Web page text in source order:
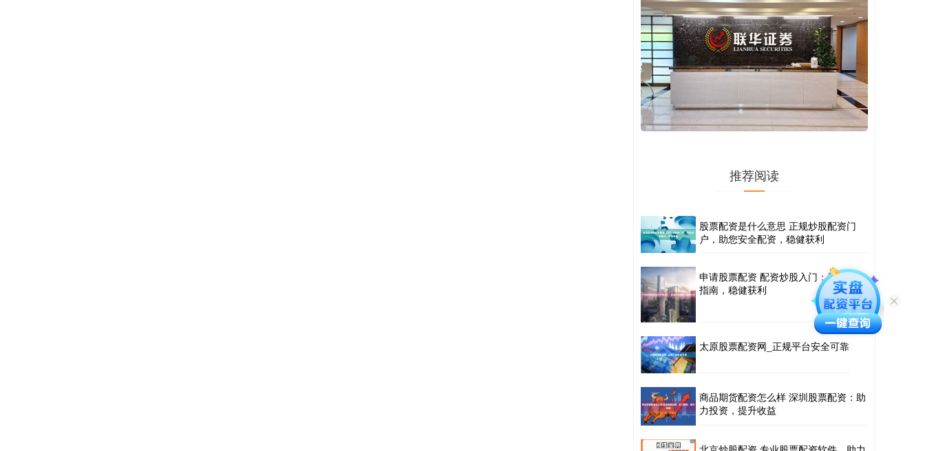
推荐阅读
股票配资是什么意思 正规炒股配资门
户，助您安全配资，稳健获利
申请股票配资 配资炒股入门：新手必读
指南，稳健获利
太原股票配资网_正规平台安全可靠
商品期货配资怎么样 深圳股票配资：助
力投资，提升收益